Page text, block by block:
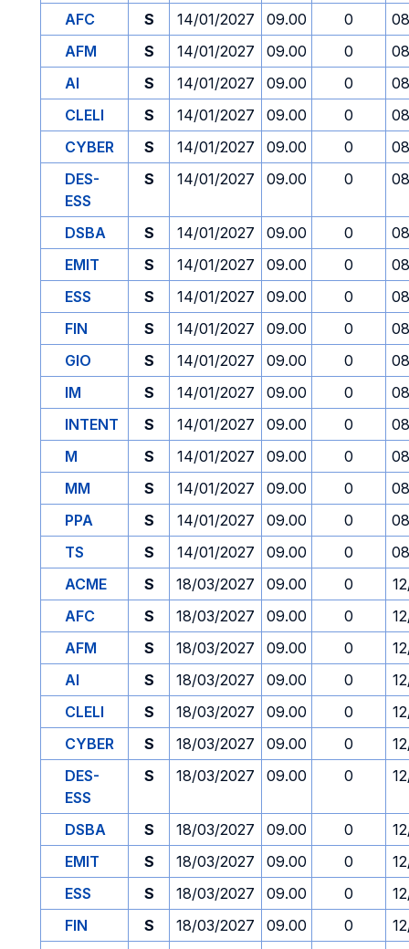
AFC
S 14/01/2027 09.00 0
AFM
S 14/01/2027 09.00 0
AI
S 14/01/2027 09.00 0
CLELI
S 14/01/2027 09.00 0
CYBER
S 14/01/2027 09.00 0
DES-
ESS
S 14/01/2027 09.00 0
DSBA S 14/01/2027 09.00 0
EMIT
S 14/01/2027 09.00 0
ESS
S 14/01/2027 09.00 0
FIN
S 14/01/2027 09.00 0
GIO
S 14/01/2027 09.00 0
IM
S 14/01/2027 09.00 0
INTENT
S 14/01/2027 09.00 0
M
S 14/01/2027 09.00 0
MM
S 14/01/2027 09.00 0
PPA
S 14/01/2027 09.00 0
TS
S 14/01/2027 09.00 0
ACME
S 18/03/2027 09.00 0
AFC
S 18/03/2027 09.00 0
AFM
S 18/03/2027 09.00 0
AI
S 18/03/2027 09.00 0
CLELI
S 18/03/2027 09.00 0
CYBER
S 18/03/2027 09.00 0
DES-
ESS
S 18/03/2027 09.00 0
DSBA S 18/03/2027 09.00 0
EMIT
S 18/03/2027 09.00 0
ESS
S 18/03/2027 09.00 0
FIN
S 18/03/2027 09.00 0